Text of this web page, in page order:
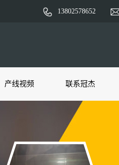
13802578652
产线视频 联系冠杰